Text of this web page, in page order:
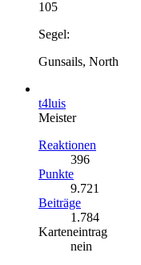
105
Segel:
Gunsails, North
t4luis
Meister
Reaktionen
396
Punkte
9.721
Beiträge
1.784
Karteneintrag
nein